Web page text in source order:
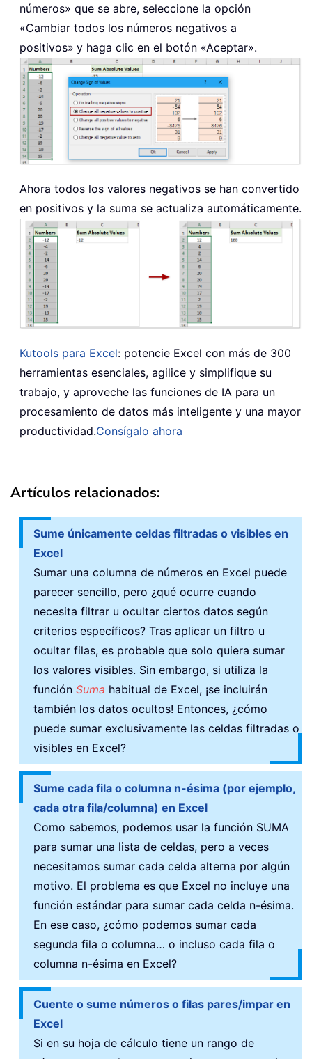
números» que se abre, seleccione la opción
«Cambiar todos los números negativos a
positivos» y haga clic en el botón «Aceptar».
Ahora todos los valores negativos se han convertido
en positivos y la suma se actualiza automáticamente.
Kutools para Excel: potencie Excel con más de 300
herramientas esenciales, agilice y simplifique su
trabajo, y aproveche las funciones de IA para un
procesamiento de datos más inteligente y una mayor
productividad.Consígalo ahora
Artículos relacionados:
Sume únicamente celdas filtradas o visibles en
Excel
Sumar una columna de números en Excel puede
parecer sencillo, pero ¿qué ocurre cuando
necesita filtrar u ocultar ciertos datos según
criterios específicos? Tras aplicar un filtro u
ocultar filas, es probable que solo quiera sumar
los valores visibles. Sin embargo, si utiliza la
función Suma habitual de Excel, ¡se incluirán
también los datos ocultos! Entonces, ¿cómo
puede sumar exclusivamente las celdas filtradas o
visibles en Excel?
Sume cada fila o columna n-ésima (por ejemplo,
cada otra fila/columna) en Excel
Como sabemos, podemos usar la función SUMA
para sumar una lista de celdas, pero a veces
necesitamos sumar cada celda alterna por algún
motivo. El problema es que Excel no incluye una
función estándar para sumar cada celda n-ésima.
En ese caso, ¿cómo podemos sumar cada
segunda fila o columna… o incluso cada fila o
columna n-ésima en Excel?
Cuente o sume números o filas pares/impar en
Excel
Si en su hoja de cálculo tiene un rango de